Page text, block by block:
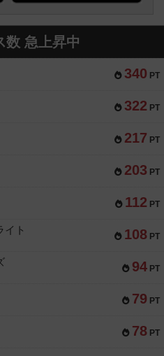
数 急上昇中
340 PT
322 PT
217 PT
203 PT
112 PT
108 PT
イト
94 PT
79 PT
78 PT